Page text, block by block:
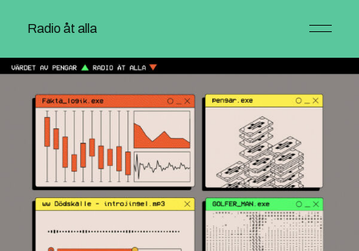
Radio åt alla